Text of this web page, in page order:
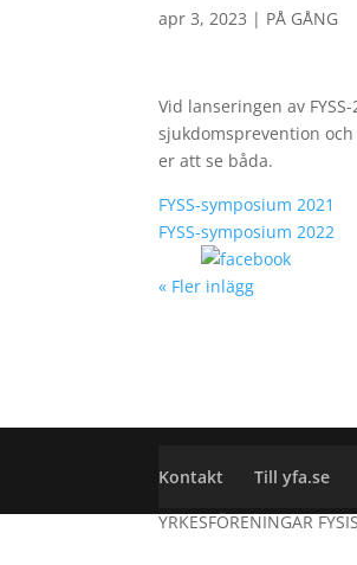
apr 3, 2023 | PÅ GÅNG
Vid lanseringen av
sjukdomsprevention
er att se båda.
FYSS-symposium 2021
FYSS-symposium 2022
« Fler inlägg
Kontakt Till yfa.se
YRKESFÖRENINGAR